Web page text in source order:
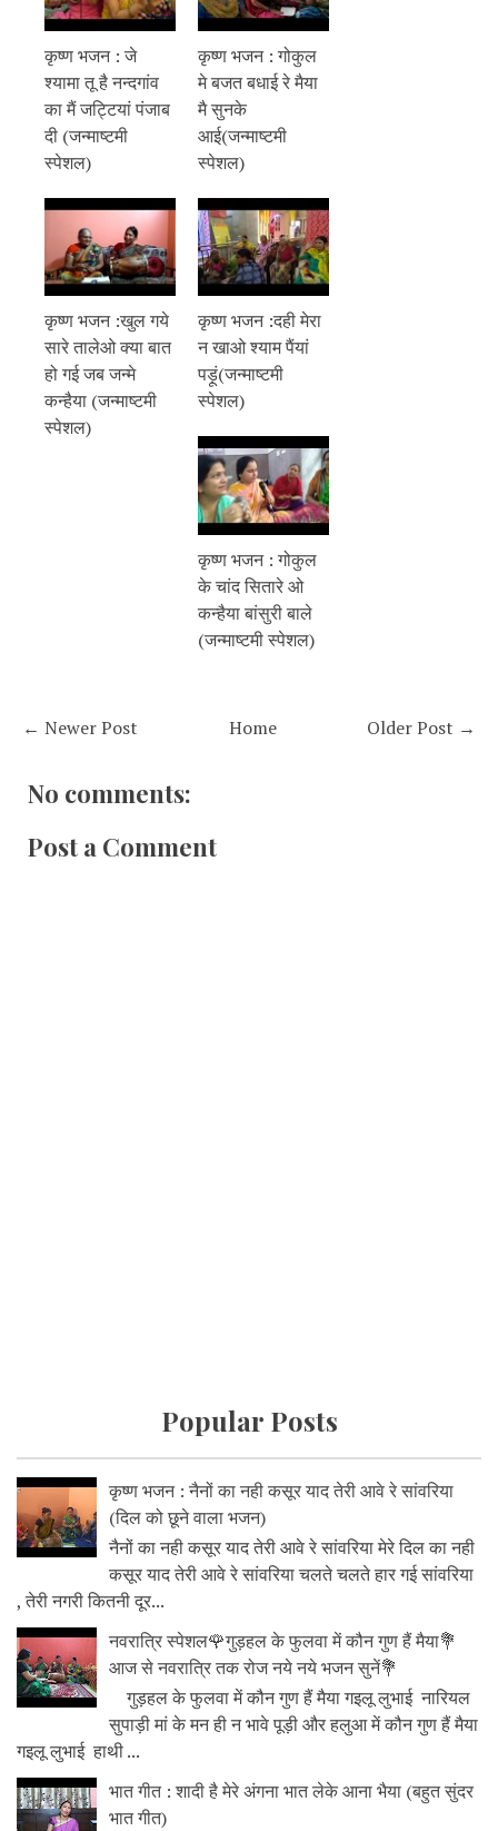
कृष्ण भजन : जे
श्यामा तू है नन्दगांव
का मैं जट्टियां पंजाब
दी (जन्माष्टमी
स्पेशल)
कृष्ण भजन : गोकुल
मे बजत बधाई रे मैया
मै सुनके
आई(जन्माष्टमी
स्पेशल)
कृष्ण भजन :खुल गये
सारे तालेओ क्या बात
हो गई जब जन्मे
कन्हैया (जन्माष्टमी
स्पेशल)
कृष्ण भजन :दही मेरा
न खाओ श्याम पैंयां
पड़ूं(जन्माष्टमी
स्पेशल)
कृष्ण भजन : गोकुल
के चांद सितारे ओ
कन्हैया बांसुरी बाले
(जन्माष्टमी स्पेशल)
← Newer Post Older Post →
Home
No comments:
Post a Comment
Popular Posts
कृष्ण भजन : नैनों का नही कसूर याद तेरी आवे रे सांवरिया
(दिल को छूने वाला भजन)
नैनों का नही कसूर याद तेरी आवे रे सांवरिया मेरे दिल का नही
कसूर याद तेरी आवे रे सांवरिया चलते चलते हार गई सांवरिया
, तेरी नगरी कितनी दूर...
नवरात्रि स्पेशल🌹गुड़हल के फुलवा में कौन गुण हैं मैया💐
आज से नवरात्रि तक रोज नये नये भजन सुनें💐
गुड़हल के फुलवा में कौन गुण हैं मैया गइलू लुभाई नारियल
सुपाड़ी मां के मन ही न भावे पूड़ी और हलुआ में कौन गुण हैं मैया
गइलू लुभाई हाथी ...
भात गीत : शादी है मेरे अंगना भात लेके आना भैया (बहुत सुंदर
भात गीत)